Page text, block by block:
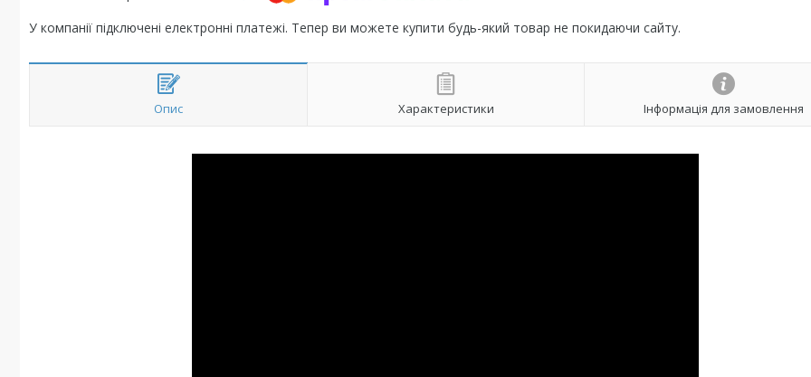
У компанії підключені електронні платежі. Тепер ви можете купити будь-який товар не покидаючи сайту.
Опис Характеристики Інформація для замовлення